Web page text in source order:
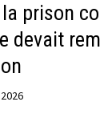
prison
devait